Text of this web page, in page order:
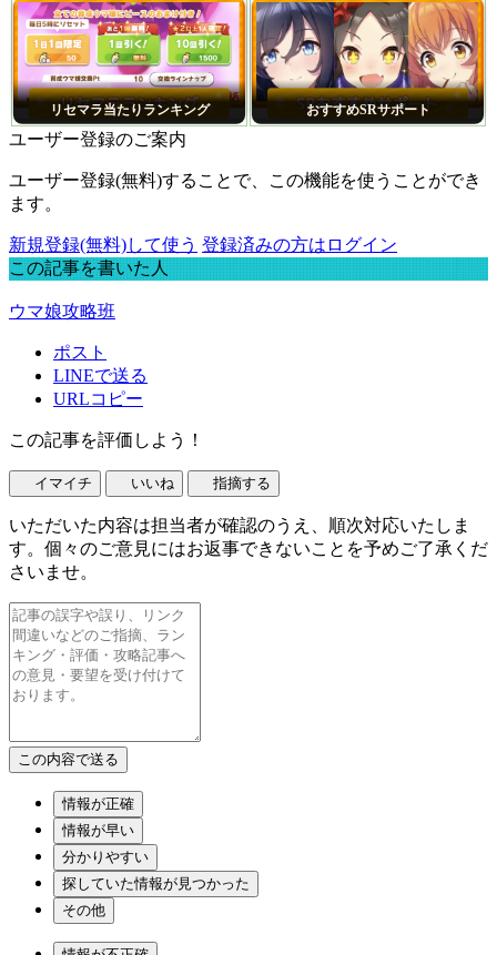
リセマラ当たりランキング おすすめSRサポート
ユーザー登録のご案内
ユーザー登録(無料)することで、この機能を使うことができ
ます。
新規登録(無料)して使う 登録済みの方はログイン
この記事を書いた人
ウマ娘攻略班
ポスト
LINEで送る
URLコピー
この記事を評価しよう！
イマイチ いいね 指摘する
いただいた内容は担当者が確認のうえ、順次対応いたしま
す。個々のご意見にはお返事できないことを予めご了承くだ
さいませ。
情報が正確
情報が早い
分かりやすい
探していた情報が見つかった
その他